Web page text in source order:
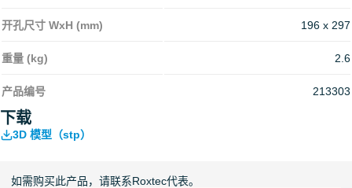
开孔尺寸 WxH (mm) 196 x 297
重量 (kg) 2.6
产品编号 213303
下载
3D 模型（stp）
如需购买此产品，请联系Roxtec代表。